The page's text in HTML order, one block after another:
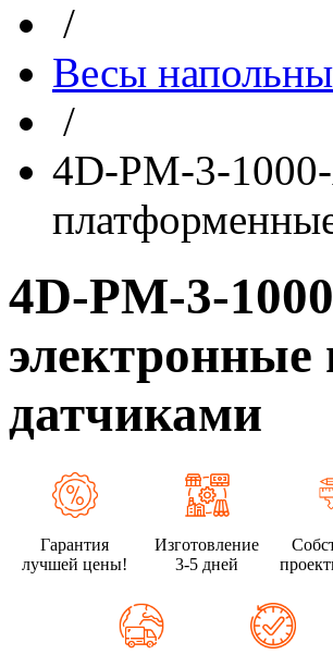
/
Весы
/
4D-PM-3-
4D-PM-3-
датчиками
Гарантия
лучшей цены!
Изготовление
3-5 дней